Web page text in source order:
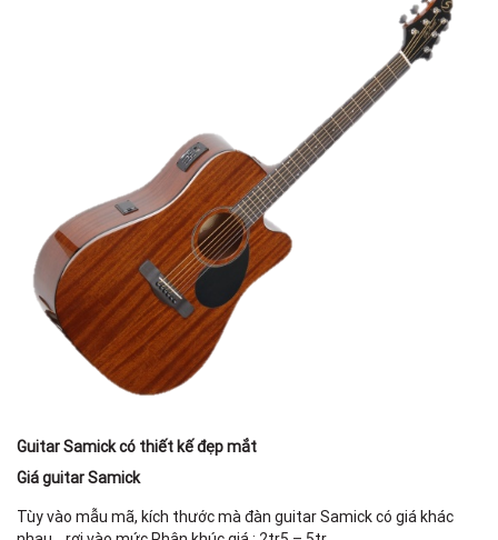
Guitar Samick có thiết kế đẹp mắt
Giá guitar Samick
Tùy vào mẫu mã, kích thước mà đàn guitar Samick có giá khác